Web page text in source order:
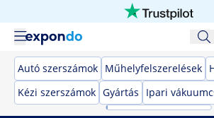
Autó szerszámok Műhelyfelszerelések
Kézi szerszámok Gyártás Ipari